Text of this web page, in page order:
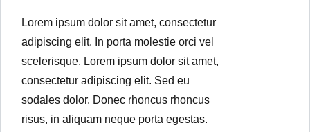
Lorem ipsum dolor sit amet, consectetur
adipiscing elit. In porta molestie orci vel
scelerisque. Lorem ipsum dolor sit amet,
consectetur adipiscing elit. Sed eu
sodales dolor. Donec rhoncus rhoncus
risus, in aliquam neque porta egestas.